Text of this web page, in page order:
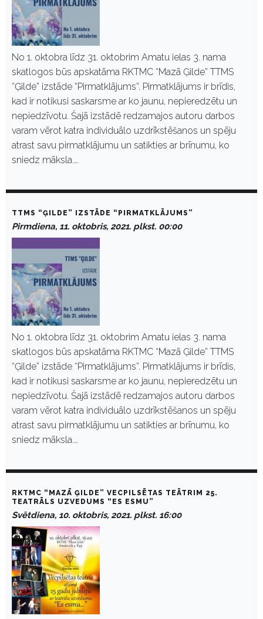
No 1. oktobra līdz 31. oktobrim Amatu ielas 3. nama
skatlogos būs apskatāma RKTMC “Mazā Ģilde” TTMS
“Ģilde” izstāde “Pirmatklājums”. Pirmatklājums ir brīdis,
kad ir notikusi saskarsme ar ko jaunu, nepieredzētu un
nepiedzīvotu. Šajā izstādē redzamajos autoru darbos
varam vērot katra individuālo uzdrīkstēšanos un spēju
atrast savu pirmatklājumu un satikties ar brīnumu, ko
sniedz māksla.…
TTMS “ĢILDE” IZSTĀDE “PIRMATKLĀJUMS”
Pirmdiena, 11. oktobris, 2021. plkst. 00:00
No 1. oktobra līdz 31. oktobrim Amatu ielas 3. nama
skatlogos būs apskatāma RKTMC “Mazā Ģilde” TTMS
“Ģilde” izstāde “Pirmatklājums”. Pirmatklājums ir brīdis,
kad ir notikusi saskarsme ar ko jaunu, nepieredzētu un
nepiedzīvotu. Šajā izstādē redzamajos autoru darbos
varam vērot katra individuālo uzdrīkstēšanos un spēju
atrast savu pirmatklājumu un satikties ar brīnumu, ko
sniedz māksla.…
RKTMC “MAZĀ ĢILDE” VECPILSĒTAS TEĀTRIM 25.
TEATRĀLS UZVEDUMS “ES ESMU”
Svētdiena, 10. oktobris, 2021. plkst. 16:00